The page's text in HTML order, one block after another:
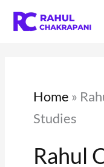
Home »
Studies
Rahul
e